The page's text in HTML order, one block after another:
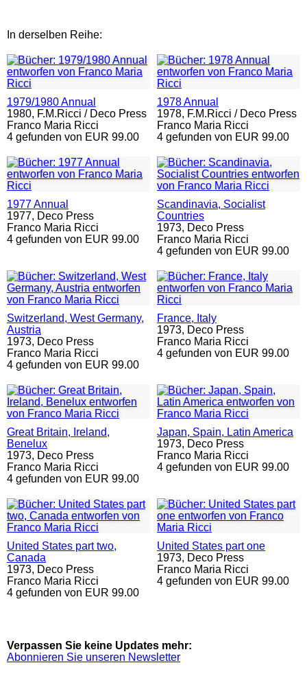
In derselben Reihe:
1979/1980 Annual
1980, F.M.Ricci / Deco Press
Franco Maria Ricci
4 gefunden von EUR 99.00
1978 Annual
1978, F.M.Ricci / Deco Press
Franco Maria Ricci
4 gefunden von EUR 99.00
1977 Annual
1977, Deco Press
Franco Maria Ricci
4 gefunden von EUR 99.00
Scandinavia, Socialist
Countries
1973, Deco Press
Franco Maria Ricci
4 gefunden von EUR 99.00
Switzerland, West Germany,
Austria
1973, Deco Press
Franco Maria Ricci
4 gefunden von EUR 99.00
France, Italy
1973, Deco Press
Franco Maria Ricci
4 gefunden von EUR 99.00
Great Britain, Ireland,
Benelux
1973, Deco Press
Franco Maria Ricci
4 gefunden von EUR 99.00
Japan, Spain, Latin America
1973, Deco Press
Franco Maria Ricci
4 gefunden von EUR 99.00
United States part two,
Canada
1973, Deco Press
Franco Maria Ricci
4 gefunden von EUR 99.00
United States part one
1973, Deco Press
Franco Maria Ricci
4 gefunden von EUR 99.00
Verpassen Sie keine Updates mehr:
Abonnieren Sie unseren Newsletter